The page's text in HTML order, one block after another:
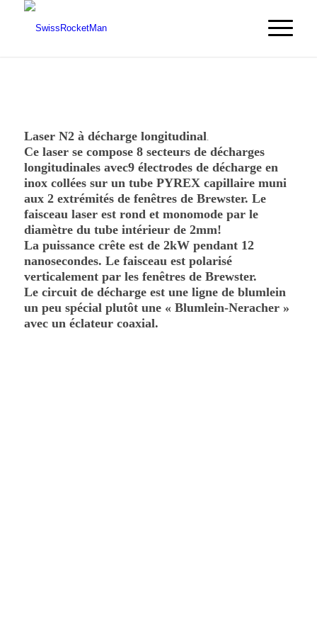
Laser N2 à décharge longitudinal.
Ce laser se compose 8 secteurs de décharges
longitudinales avec9 électrodes de décharge en
inox collées sur un tube PYREX capillaire muni
aux 2 extrémités de fenêtres de Brewster. Le
faisceau laser est rond et monomode par le
diamètre du tube intérieur de 2mm!
La puissance crête est de 2kW pendant 12
nanosecondes. Le faisceau est polarisé
verticalement par les fenêtres de Brewster.
Le circuit de décharge est une ligne de blumlein
un peu spécial plutôt une « Blumlein-Neracher »
avec un éclateur coaxial.